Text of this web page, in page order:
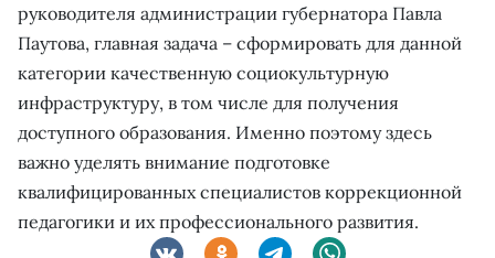
руководителя администрации губернатора Павла
Паутова, главная задача – сформировать для данной
категории качественную социокультурную
инфраструктуру, в том числе для получения
доступного образования. Именно поэтому здесь
важно уделять внимание подготовке
квалифицированных специалистов коррекционной
педагогики и их профессионального развития.